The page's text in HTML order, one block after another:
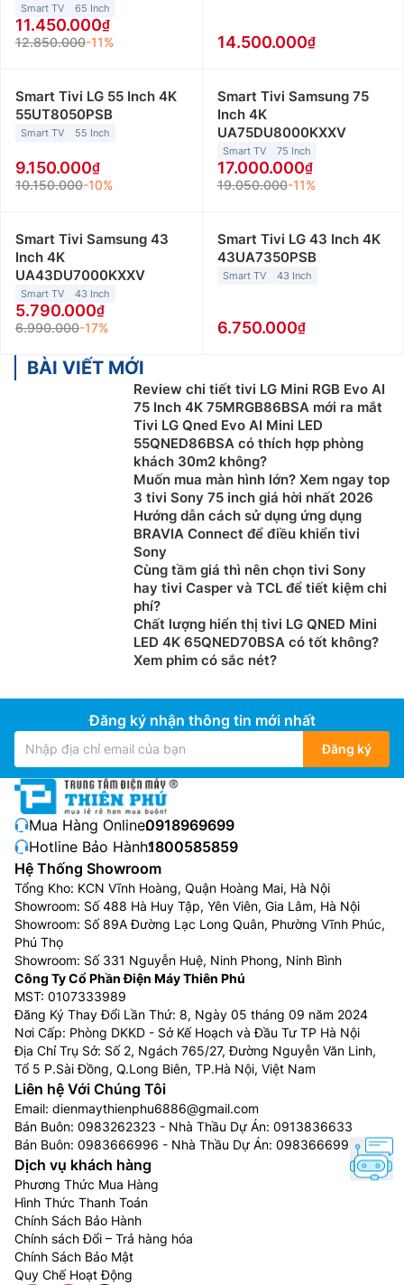
Smart TV 65 Inch
11.450.000
12.850.000-11% 14.500.000
Smart Tivi LG 55 Inch 4K
55UT8050PSB
Smart TV 55 Inch
9.150.000
10.150.000-10%
Smart Tivi Samsung 75
Inch 4K
UA75DU8000KXXV
Smart TV 75 Inch
17.000.000
19.050.000-11%
Smart Tivi Samsung 43
Inch 4K
UA43DU7000KXXV
Smart TV 43 Inch
5.790.000
6.990.000-17%
Smart Tivi LG 43 Inch 4K
43UA7350PSB
Smart TV 43 Inch
6.750.000
BÀI VIẾT MỚI
Review chi tiết tivi LG Mini RGB Evo AI
75 Inch 4K 75MRGB86BSA mới ra mắt
Tivi LG Qned Evo AI Mini LED
55QNED86BSA có thích hợp phòng
khách 30m2 không?
Muốn mua màn hình lớn? Xem ngay top
3 tivi Sony 75 inch giá hời nhất 2026
Hướng dẫn cách sử dụng ứng dụng
BRAVIA Connect để điều khiển tivi
Sony
Cùng tầm giá thì nên chọn tivi Sony
hay tivi Casper và TCL để tiết kiệm chi
phí?
Chất lượng hiển thị tivi LG QNED Mini
LED 4K 65QNED70BSA có tốt không?
Xem phim có sắc nét?
Đăng ký nhận thông tin mới nhất
Đăng ký
Mua Hàng Online:0918969699
Hotline Bảo Hành:1800585859
Hệ Thống Showroom
Tổng Kho: KCN Vĩnh Hoàng, Quận Hoàng Mai, Hà Nội
Showroom: Số 488 Hà Huy Tập, Yên Viên, Gia Lâm, Hà Nội
Showroom: Số 89A Đường Lạc Long Quân, Phường Vĩnh Phúc,
Phú Thọ
Showroom: Số 331 Nguyễn Huệ, Ninh Phong, Ninh Bình
Công Ty Cổ Phần Điện Máy Thiên Phú
MST: 0107333989
Đăng Ký Thay Đổi Lần Thứ: 8, Ngày 05 tháng 09 năm 2024
Nơi Cấp: Phòng DKKD - Sở Kế Hoạch và Đầu Tư TP Hà Nội
Địa Chỉ Trụ Sở: Số 2, Ngách 765/27, Đường Nguyễn Văn Linh,
Tổ 5 P.Sài Đồng, Q.Long Biên, TP.Hà Nội, Việt Nam
Liên hệ Với Chúng Tôi
Email: dienmaythienphu6886@gmail.com
Bán Buôn: 0983262323 - Nhà Thầu Dự Án: 0913836633
Bán Buôn: 0983666996 - Nhà Thầu Dự Án: 0983666996
Dịch vụ khách hàng
Phương Thức Mua Hàng
Hình Thức Thanh Toán
Chính Sách Bảo Hành
Chính sách Đổi – Trả hàng hóa
Chính Sách Bảo Mật
Quy Chế Hoạt Động